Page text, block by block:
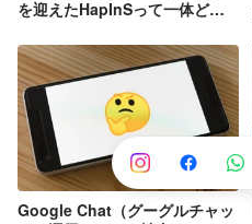
を迎えたHapInSって一体どん
Google Chat（グーグルチャッ